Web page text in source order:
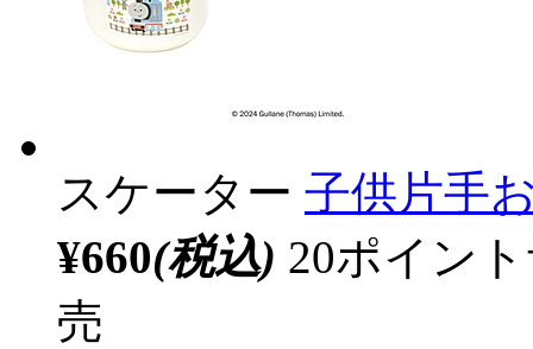
スケーター 子供片手
¥660(税込) 20ポイン
売